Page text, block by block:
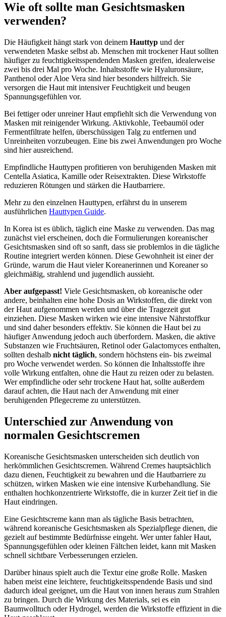
Wie oft sollte man Gesichtsmasken
verwenden?
Die Häufigkeit hängt stark von deinem Hauttyp und der
verwendeten Maske selbst ab. Menschen mit trockener Haut sollten
häufiger zu feuchtigkeitsspendenden Masken greifen, idealerweise
zwei bis drei Mal pro Woche. Inhaltsstoffe wie Hyaluronsäure,
Panthenol oder Aloe Vera sind hier besonders hilfreich. Sie
versorgen die Haut mit intensiver Feuchtigkeit und beugen
Spannungsgefühlen vor.
Bei fettiger oder unreiner Haut empfiehlt sich die Verwendung von
Masken mit reinigender Wirkung. Aktivkohle, Teebaumöl oder
Fermentfiltrate helfen, überschüssigen Talg zu entfernen und
Unreinheiten vorzubeugen. Eine bis zwei Anwendungen pro Woche
sind hier ausreichend.
Empfindliche Hauttypen profitieren von beruhigenden Masken mit
Centella Asiatica, Kamille oder Reisextrakten. Diese Wirkstoffe
reduzieren Rötungen und stärken die Hautbarriere.
Mehr zu den einzelnen Hauttypen, erfährst du in unserem
ausführlichen Hauttypen Guide.
In Korea ist es üblich, täglich eine Maske zu verwenden. Das mag
zunächst viel erscheinen, doch die Formulierungen koreanischer
Gesichtsmasken sind oft so sanft, dass sie problemlos in die tägliche
Routine integriert werden können. Diese Gewohnheit ist einer der
Gründe, warum die Haut vieler Koreanerinnen und Koreaner so
gleichmäßig, strahlend und jugendlich aussieht.
Aber aufgepasst! Viele Gesichtsmasken, ob koreanische oder
andere, beinhalten eine hohe Dosis an Wirkstoffen, die direkt von
der Haut aufgenommen werden und über die Tragezeit gut
einziehen. Diese Masken wirken wie eine intensive Nährstoffkur
und sind daher besonders effektiv. Sie können die Haut bei zu
häufiger Anwendung jedoch auch überfordern. Masken, die aktive
Substanzen wie Fruchtsäuren, Retinol oder Galactomyces enthalten,
sollten deshalb nicht täglich, sondern höchstens ein- bis zweimal
pro Woche verwendet werden. So können die Inhaltsstoffe ihre
volle Wirkung entfalten, ohne die Haut zu reizen oder zu belasten.
Wer empfindliche oder sehr trockene Haut hat, sollte außerdem
darauf achten, die Haut nach der Anwendung mit einer
beruhigenden Pflegecreme zu unterstützen.
Unterschied zur Anwendung von
normalen Gesichtscremen
Koreanische Gesichtsmasken unterscheiden sich deutlich von
herkömmlichen Gesichtscremen. Während Cremes hauptsächlich
dazu dienen, Feuchtigkeit zu bewahren und die Hautbarriere zu
schützen, wirken Masken wie eine intensive Kurbehandlung. Sie
enthalten hochkonzentrierte Wirkstoffe, die in kurzer Zeit tief in die
Haut eindringen.
Eine Gesichtscreme kann man als tägliche Basis betrachten,
während koreanische Gesichtsmasken als Spezialpflege dienen, die
gezielt auf bestimmte Bedürfnisse eingeht. Wer unter fahler Haut,
Spannungsgefühlen oder kleinen Fältchen leidet, kann mit Masken
schnell sichtbare Verbesserungen erzielen.
Darüber hinaus spielt auch die Textur eine große Rolle. Masken
haben meist eine leichtere, feuchtigkeitsspendende Basis und sind
dadurch ideal geeignet, um die Haut von innen heraus zum Strahlen
zu bringen. Durch die Wirkung des Materials, sei es ein
Baumwolltuch oder Hydrogel, werden die Wirkstoffe effizient in die